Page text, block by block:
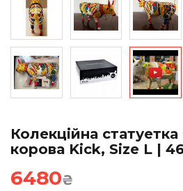
Колекційна
корова Kick, Size L |
6480₴